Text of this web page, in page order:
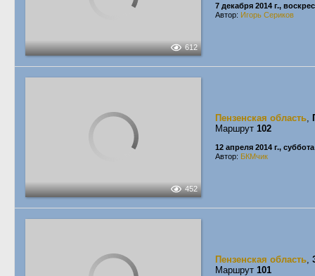
612
7 декабря 2014 г.,
Автор: Игорь Сериков
452
Пензенская область,
Маршрут 102
12 апреля 2014 г., суббота
Автор: БКМчик
Пензенская область,
Маршрут 101